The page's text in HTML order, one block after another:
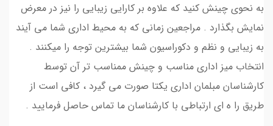
به نحوی چینش کنید که علاوه بر کارایی زیبایی را نیز در معرض
نمایش بگذارد . مراجعین زمانی که به محیط اداری شما می آیند
به زیبایی و نظم و دکوراسیون شما بیشترین توجه را میکنند .
انتخاب میز اداری مناسب و چینش ممناسب تر آن توسط
کارشناسان مبلمان اداری یکتا صورت می گیرد ، کافی است از
طریق را ه ای ارتباطی با کارشناسان ما تماس حاصل فرمایید .